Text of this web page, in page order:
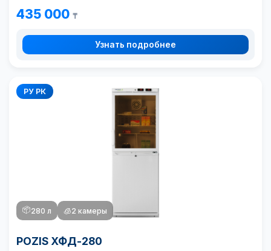
435 000 ₸
Узнать подробнее
РУ РК
📦280 л 🧊2 камеры
POZIS ХФД-280